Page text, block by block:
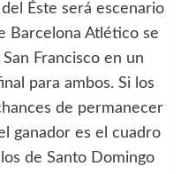
Éste será escenario
Barcelona Atlético se
Francisco en un
para ambos. Si los
de permanecer
ganador es el cuadro
de Santo Domingo